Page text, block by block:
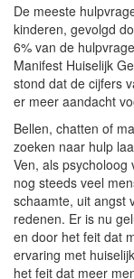
De meeste
kinderen, gevolgd
6% van de
Manifest Huiselijk
stond dat de cijfers
er meer aandacht
Bellen, chatten of
zoeken naar hulp
Ven, als psycholoog
nog steeds veel
schaamte, uit angst
redenen. Er is nu
en door het feit dat
ervaring met
het feit dat meer